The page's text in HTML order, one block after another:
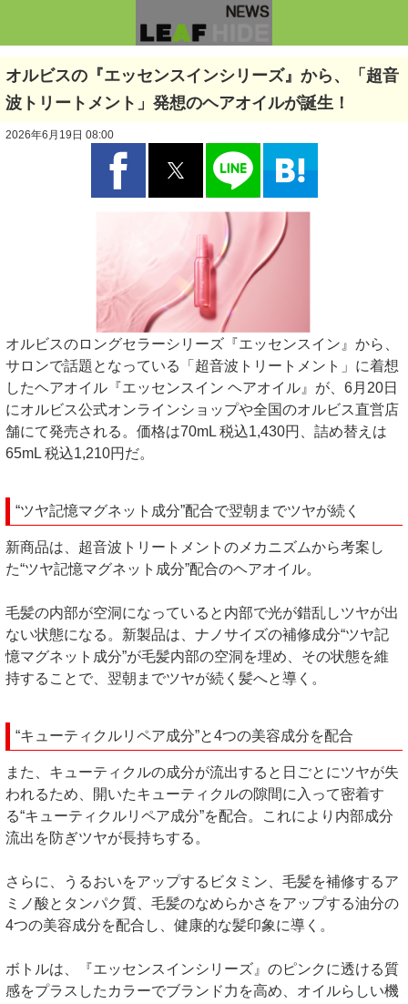
オルビスの『エッセンスインシリーズ』から、「超音
波トリートメント」発想のヘアオイルが誕生！
2026年6月19日 08:00
オルビスのロングセラーシリーズ『エッセンスイン』から、
サロンで話題となっている「超音波トリートメント」に着想
したヘアオイル『エッセンスイン ヘアオイル』が、6月20日
にオルビス公式オンラインショップや全国のオルビス直営店
舗にて発売される。価格は70mL 税込1,430円、詰め替えは
65mL 税込1,210円だ。
“ツヤ記憶マグネット成分”配合で翌朝までツヤが続く
新商品は、超音波トリートメントのメカニズムから考案し
た“ツヤ記憶マグネット成分”配合のヘアオイル。
毛髪の内部が空洞になっていると内部で光が錯乱しツヤが出
ない状態になる。新製品は、ナノサイズの補修成分“ツヤ記
憶マグネット成分”が毛髪内部の空洞を埋め、その状態を維
持することで、翌朝までツヤが続く髪へと導く。
“キューティクルリペア成分”と4つの美容成分を配合
また、キューティクルの成分が流出すると日ごとにツヤが失
われるため、開いたキューティクルの隙間に入って密着す
る“キューティクルリペア成分”を配合。これにより内部成分
流出を防ぎツヤが長持ちする。
さらに、うるおいをアップするビタミン、毛髪を補修するア
ミノ酸とタンパク質、毛髪のなめらかさをアップする油分の
4つの美容成分を配合し、健康的な髪印象に導く。
ボトルは、『エッセンスインシリーズ』のピンクに透ける質
感をプラスしたカラーでブランド力を高め、オイルらしい機